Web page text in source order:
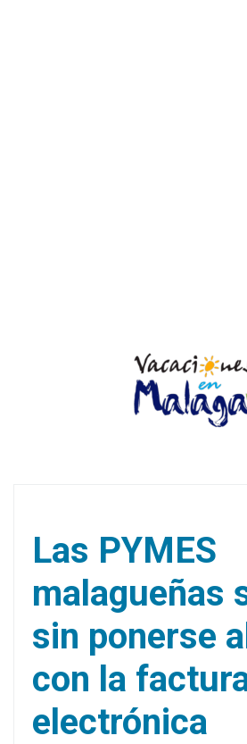
Las PYMES
malagueñas
sin ponerse
con la
electrónica